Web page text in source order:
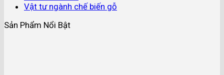
Vật tư ngành chế biến gỗ
Sản Phẩm Nổi Bật